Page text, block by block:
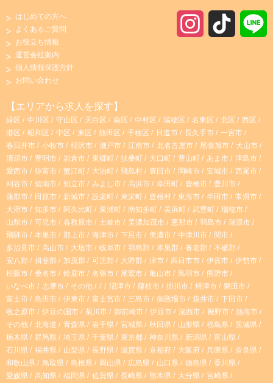
a
g
r
a
m
o
k
はじめての方へ
よくあるご質問
お役立ち情報
運営会社案内
個人情報保護方針
お問い合わせ
【エリアから求人を探す】
緑区 中川区 守山区 天白区 南区 中村区 瑞穂区 名東区 北区
西区
港区
昭和区 中区 東区 熱田区 千種区 日進市 長久手市
一宮市
春日井市
小牧市 稲沢市 瀬戸市 江南市 北名古屋市 尾張旭市
犬山市
清須市
豊明市 岩倉市 東郷町 扶桑町 大口町 豊山町 あま市
津島市
愛西市
弥富市 蟹江町 大治町 飛島村 豊田市 岡崎市 安城市
西尾市
刈谷市
碧南市 知立市 みよし市 高浜市 幸田町 豊橋市
豊川市
蒲郡市
田原市 新城市 設楽町 東栄町 豊根村 東海市 半田市
常滑市
大府市
知多市 阿久比町 東浦町 南知多町 美浜町 武豊町
瑞穂市
山県市
可児市 各務原市 土岐市 美濃加茂市 恵那市 羽島市
瑞浪市
飛騨市
本巣市 郡上市 海津市 下呂市 美濃市 中津川市
関市
多治見市
高山市 大垣市 岐阜市 羽島郡 本巣郡 養老郡
不破郡
安八郡
揖斐郡 加茂郡 可児郡 大野郡 津市 四日市市 伊賀市
伊勢市
松阪市
桑名市 鈴鹿市 名張市 尾鷲市 亀山市 鳥羽市
熊野市
いなべ市
志摩市 その他 沼津市 藤枝市 掛川市 焼津市
磐田市
富士市
島田市 伊東市 富士宮市 三島市 御殿場市 袋井市
下田市
牧之原市
伊豆の国市 菊川市 御前崎市 伊豆市 湖西市 裾野市
熱海市
その他
北海道 青森県 岩手県 宮城県 秋田県 山形県 福島県
茨城県
栃木県
群馬県 埼玉県 千葉県 東京都 神奈川県 新潟県
富山県
石川県
福井県 山梨県 長野県 滋賀県 京都府 大阪府 兵庫県
奈良県
和歌山県
鳥取県 島根県 岡山県 広島県 山口県 徳島県
香川県
愛媛県
高知県 福岡県 佐賀県 長崎県 熊本県 大分県
宮崎県